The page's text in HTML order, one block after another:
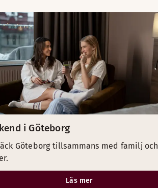
i Göteborg
Göteborg tillsammans med familj och
Läs mer